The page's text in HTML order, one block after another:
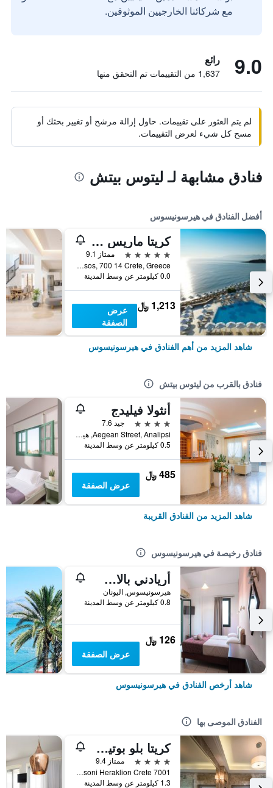
مع شركائنا الخارجيين الموثوقين.
9.0 رائع
1,637 من التقييمات تم التحقق منها
لم يتم العثور على تقييمات. حاول إزالة مرشح أو تغيير بحثك أو
مسح كل شيء لعرض التقييمات.
فنادق مشابهة لـ ليتوس بيتش
أفضل الفنادق في هيرسونيسوس
كريتا ماريس ريزورت - شامامل جميع الخدمات
5 نجوم
ممتاز 9.1
Hersonissos, 700 14 Crete, Greece, هيرسونيسوس, اليونان
0.0 كيلومتر عن وسط المدينة
1,213 ﷼
عرض
الصفقة
شاهد المزيد من أهم الفنادق في هيرسونيسوس
فنادق بالقرب من ليتوس بيتش
أنثولا فيليدج
4 نجوم
جيد 7.6
Aegean Street, Analipsi, هيرسونيسوس, اليونان
0.5 كيلومتر عن وسط المدينة
485 ﷼
عرض الصفقة
شاهد المزيد من الفنادق القريبة
فنادق رخيصة في هيرسونيسوس
أريادني بالاس أبارتمنتس
هيرسونيسوس, اليونان
0.8 كيلومتر عن وسط المدينة
126 ﷼
عرض الصفقة
شاهد أرخص الفنادق في هيرسونيسوس
الفنادق الموصى بها
كريتا بلو بوتيك هوتل
4 نجوم
ممتاز 9.4
Ipsilantou Street Koutouloufari Limani Hersoni Heraklion Crete 7001, هيرسونيسوس, اليونان
1.3 كيلومتر عن وسط المدينة